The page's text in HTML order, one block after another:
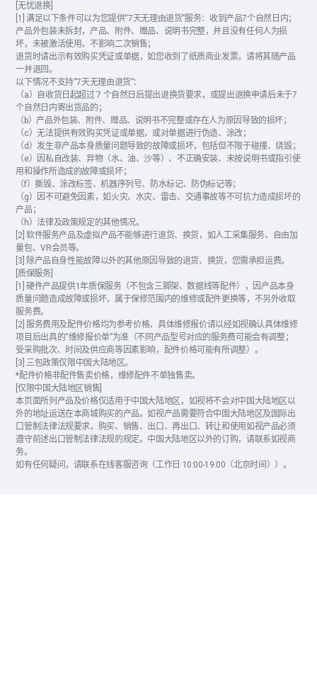
[无忧退换]
[1] 满足以下条件可以为您提供“7天无理由退货”服务：收到产品7个自然日内；
产品外包装未拆封，产品、附件、赠品、说明书完整，并且没有任何人为损
坏，未被激活使用，不影响二次销售；
退货时请出示有效购买凭证或单据，如您收到了纸质商业发票，请将其随产品
一并退回。
以下情况不支持“7天无理由退货”：
（a）自收货日起超过 7 个自然日后提出退换货要求，或提出退换申请后未于7
个自然日内寄出货品的；
（b）产品外包装、附件、赠品、说明书不完整或存在人为原因导致的损坏；
（c）无法提供有效购买凭证或单据，或对单据进行伪造、涂改；
（d）发生非产品本身质量问题导致的故障或损坏，包括但不限于碰撞、烧毁；
（e）因私自改装、异物（水、油、沙等）、不正确安装、未按说明书或指引使
用和操作所造成的故障或损坏；
（f）撕毁、涂改标签、机器序列号、防水标记、防伪标记等；
（g）因不可避免因素，如火灾、水灾、雷击、交通事故等不可抗力造成损坏的
产品；
（h）法律及政策规定的其他情况。
[2] 软件服务产品及虚拟产品不能够进行退货、换货，如人工采集服务、自由加
量包、VR会员等。
[3] 除产品自身性能故障以外的其他原因导致的退货、换货，您需承担运费。
[质保服务]
[1] 硬件产品提供1年质保服务（不包含三脚架、数据线等配件），因产品本身
质量问题造成故障或损坏，属于保修范围内的维修或配件更换等，不另外收取
服务费。
[2] 服务费用及配件价格均为参考价格，具体维修报价请以经如视确认具体维修
项目后出具的“维修报价单”为准（不同产品型号对应的服务费可能会有调整；
受采购批次、时间及供应商等因素影响，配件价格可能有所调整）。
[3] 三包政策仅限中国大陆地区。
*配件价格非配件售卖价格，维修配件不单独售卖。
[仅限中国大陆地区销售]
本页面所列产品及价格仅适用于中国大陆地区，如视将不会对中国大陆地区以
外的地址运送在本商城购买的产品。如视产品需要符合中国大陆地区及国际出
口管制法律法规要求，购买、销售、出口、再出口、转让和使用如视产品必须
遵守前述出口管制法律法规的规定。中国大陆地区以外的订购，请联系如视商
务。
如有任何疑问，请联系在线客服咨询（工作日 10:00-19:00（北京时间））。